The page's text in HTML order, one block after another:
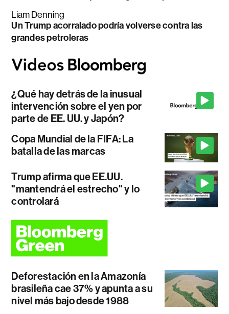
Liam Denning
Un Trump acorralado podría volverse contra las
grandes petroleras
¿Qué hay detrás de la inusual
intervención sobre el yen por
parte de EE. UU. y Japón?
Copa Mundial de la FIFA: La
batalla de las marcas
Trump afirma que EE.UU.
"mantendrá el estrecho" y lo
controlará
Deforestación en la Amazonía
brasileña cae 37% y apunta a su
nivel más bajo desde 1988